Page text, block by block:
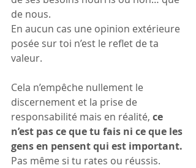
de nous.
En aucun cas une opinion extérieure
posée sur toi n’est le reflet de ta
valeur.
Cela n’empêche nullement le
discernement et la prise de
responsabilité mais en réalité, ce
n’est pas ce que tu fais ni ce que les
gens en pensent qui est important.
Pas même si tu rates ou réussis.